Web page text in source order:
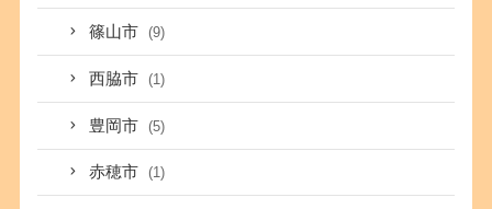
篠山市 (9)
西脇市 (1)
豊岡市 (5)
赤穂市 (1)